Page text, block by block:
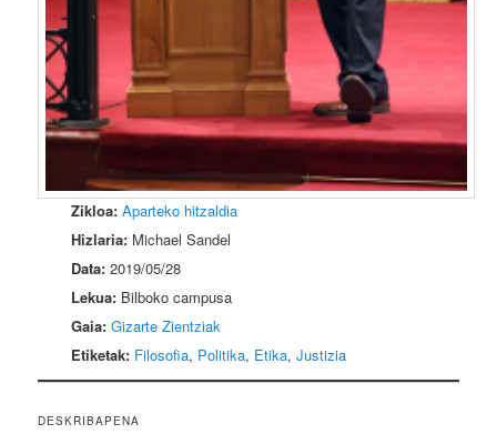
Zikloa: Aparteko hitzaldia
Hizlaria: Michael Sandel
Data: 2019/05/28
Lekua: Bilboko campusa
Gaia: Gizarte Zientziak
Etiketak: Filosofia, Politika, Etika,Justizia
DESKRIBAPENA